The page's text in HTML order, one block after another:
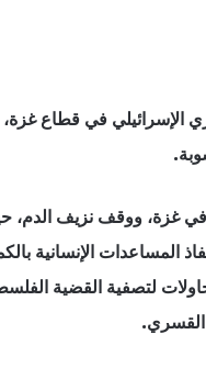
في قطاع
في غزة، ووقف نزيف
المساعدات الإنسانية
لتصفية القضية
القسري.